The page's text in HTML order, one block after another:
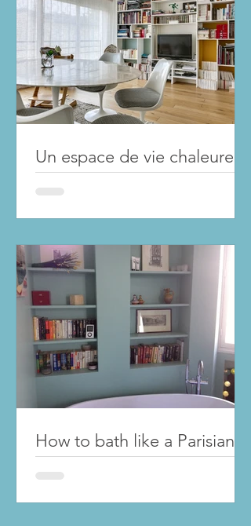
Un espace de vie chaleureux
et lumineux
How to bath like a Parisian ...